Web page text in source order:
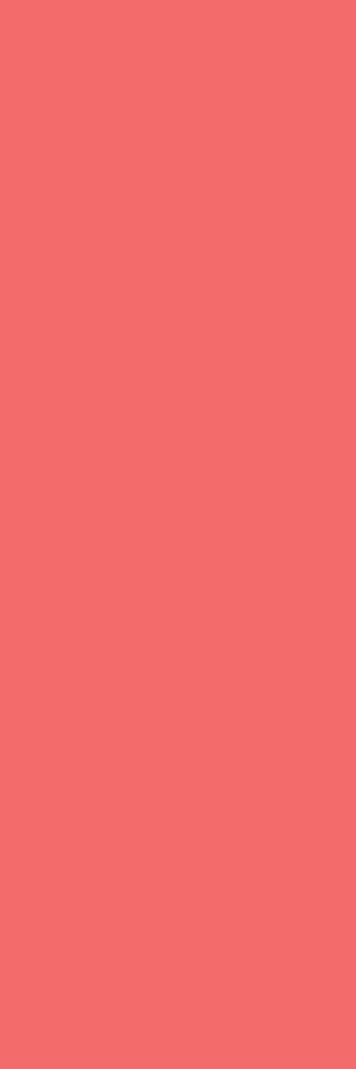
eficient al echipei de la distanță, vânzarea și
business online, dezvoltarea productivitatii si
Principalul diferențiato al BDMasterclass este că
utile, moderne și aplicabile de a doua zi: ghiduri,
și automatizare a unor procese sau
de sustenabilitatea companiei pot